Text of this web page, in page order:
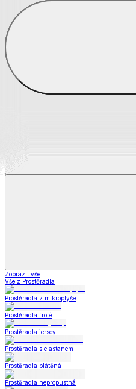
Prostěradla
Zobrazit vše
Vše z Prostěradla
Prostěradla z mikroplyše
Prostěradla froté
Prostěradla jersey
Prostěradla s elastanem
Prostěradla plátěná
Prostěradla nepropustná